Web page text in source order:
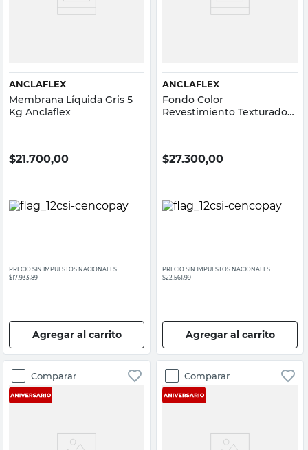
ANCLAFLEX
Membrana Líquida Gris 5
Kg Anclaflex
$21.700,00
PRECIO SIN IMPUESTOS NACIONALES:
$17.933,89
Agregar al carrito
ANCLAFLEX
Fondo Color
Revestimiento Texturado
$27.300,00
PRECIO SIN IMPUESTOS NACIONALES:
$22.561,99
Agregar al carrito
Comparar Comparar